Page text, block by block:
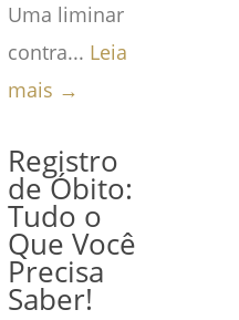
Uma liminar
contra... Leia
mais →
Registro
de Óbito:
Tudo o
Que Você
Precisa
Saber!